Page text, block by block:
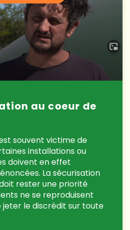
au coeur de
souvent victime de
installations ou
doivent en effet
La sécurisation
rester une priorité
ne se reproduisent
jeter le discrédit sur toute